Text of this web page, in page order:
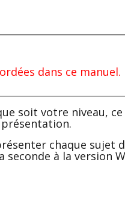
dans ce manuel.
soit votre niveau,
chaque sujet
à la version